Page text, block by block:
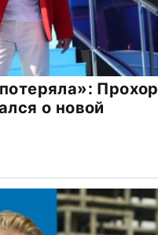
Прохор
о новой